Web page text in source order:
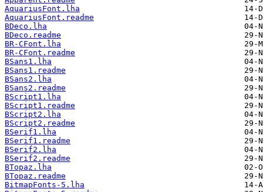
AquariusFont.lha
AquariusFont.readme
BDeco.lha
BDeco.readme
BR-CFont.lha
BR-CFont.readme
BSans1.lha
BSans1.readme
BSans2.lha
BSans2.readme
BScript1.lha
BScript1.readme
BScript2.lha
BScript2.readme
BSerif1.lha
BSerif1.readme
BSerif2.lha
BSerif2.readme
BTopaz.lha
BTopaz.readme
BitmapFonts-5.lha